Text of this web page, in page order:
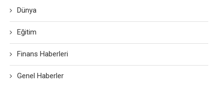
Dünya
Eğitim
Finans Haberleri
Genel Haberler